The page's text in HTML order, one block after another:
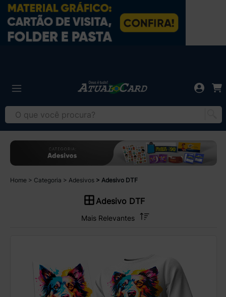
Home Categoria Adesivos Adesivo DTF
Adesivo DTF